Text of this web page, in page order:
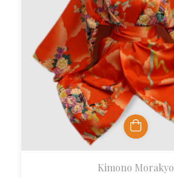
Kimono Morakyo